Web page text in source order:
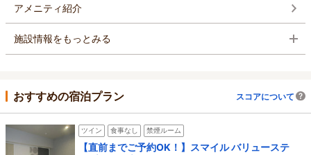
アメニティ紹介
施設情報をもっとみる
おすすめの宿泊プラン スコアについて
ツイン 食事なし 禁煙ルーム
【直前までご予約OK！】スマイル バリューステ